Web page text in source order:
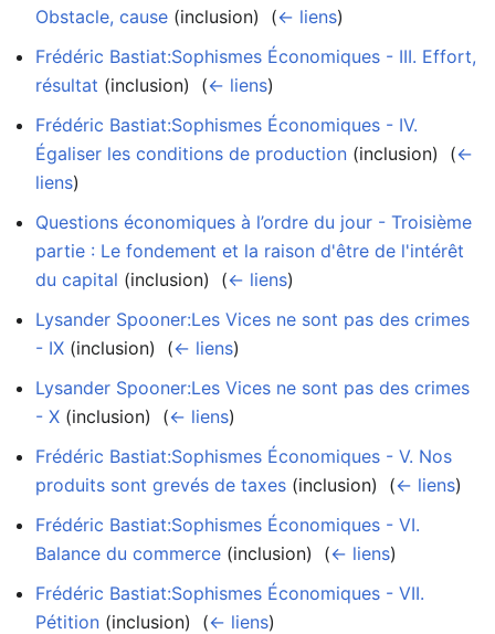
Obstacle, cause (inclusion) ‎ (← liens)
Frédéric Bastiat:Sophismes Économiques - III. Effort,
résultat (inclusion) ‎ (← liens)
Frédéric Bastiat:Sophismes Économiques - IV.
Égaliser les conditions de production (inclusion) ‎ (←
liens)
Questions économiques à l’ordre du jour - Troisième
partie : Le fondement et la raison d'être de l'intérêt
du capital (inclusion) ‎ (← liens)
Lysander Spooner:Les Vices ne sont pas des crimes
- IX (inclusion) ‎ (← liens)
Lysander Spooner:Les Vices ne sont pas des crimes
- X (inclusion) ‎ (← liens)
Frédéric Bastiat:Sophismes Économiques - V. Nos
produits sont grevés de taxes (inclusion) ‎ (← liens)
Frédéric Bastiat:Sophismes Économiques - VI.
Balance du commerce (inclusion) ‎ (← liens)
Frédéric Bastiat:Sophismes Économiques - VII.
Pétition (inclusion) ‎ (← liens)